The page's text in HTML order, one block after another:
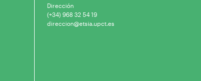
Dirección
(+34) 968 32 54 19
direccion@etsia.upct.es